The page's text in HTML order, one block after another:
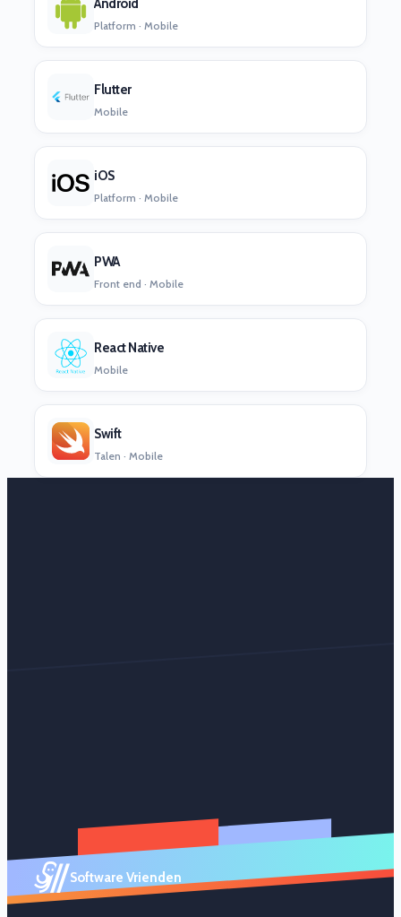
Android
Platform · Mobile
Flutter
Mobile
iOS
Platform · Mobile
PWA
Front end · Mobile
React Native
Mobile
Swift
Talen · Mobile
Software Vrienden